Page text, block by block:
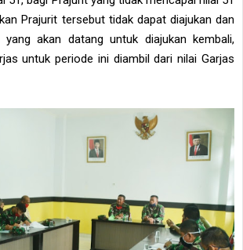
Prajurit tersebut tidak dapat diajukan dan
yang akan datang untuk diajukan kembali,
untuk periode ini diambil dari nilai Garjas